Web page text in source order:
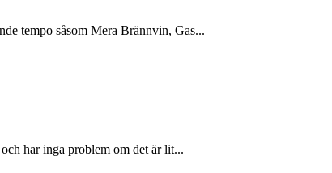
tempo såsom Mera Brännvin, Gas...
har inga problem om det är lit...